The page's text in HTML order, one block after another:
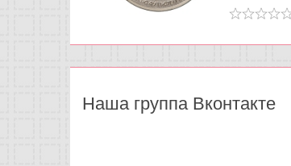
Наша группа Вконтакте